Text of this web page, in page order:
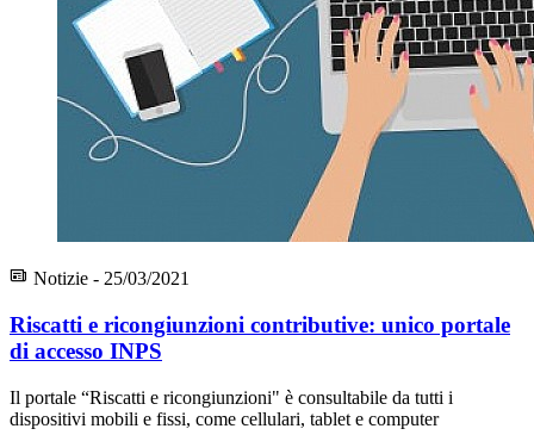
Notizie - 25/03/2021
Riscatti e ricongiunzioni contributive: unico portale
di accesso INPS
Il portale “Riscatti e ricongiunzioni" è consultabile da tutti i
dispositivi mobili e fissi, come cellulari, tablet e computer